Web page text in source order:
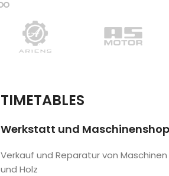
TIMETABLES
Werkstatt und Maschinenshop
Verkauf und Reparatur von Maschinen
und Holz